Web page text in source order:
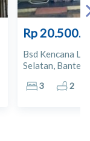
Rp
Bsd Kencana
Selatan, Banten
3 2